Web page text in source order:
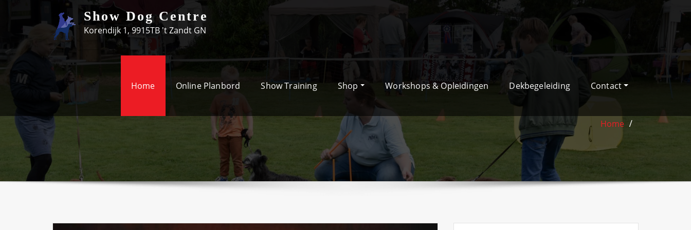
content
Show Dog Centre
Korendijk 1, 9915TB 't Zandt GN
Home Online Planbord Show Training Shop Workshops & Opleidingen Dekbegeleiding Contact
Home